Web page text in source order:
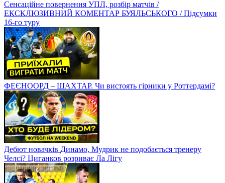
Сенсаційне повернення УПЛ, розбір матчів /
ЕКСКЛЮЗИВНИЙ КОМЕНТАР БУЯЛЬСЬКОГО / Підсумки
16-го туру
ФЕЄНООРД – ШАХТАР. Чи вистоять гірники у Роттердамі?
Дебют новачків Динамо, Мудрик не подобається тренеру
Челсі? Циганков розриває Ла Лігу